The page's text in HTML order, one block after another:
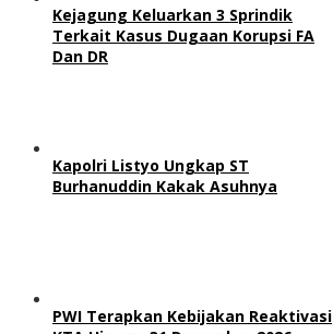
Kejagung Keluarkan 3 Sprindik
Terkait Kasus Dugaan Korupsi FA
Dan DR
Kapolri Listyo Ungkap ST
Burhanuddin Kakak Asuhnya
PWI Terapkan Kebijakan Reaktivasi